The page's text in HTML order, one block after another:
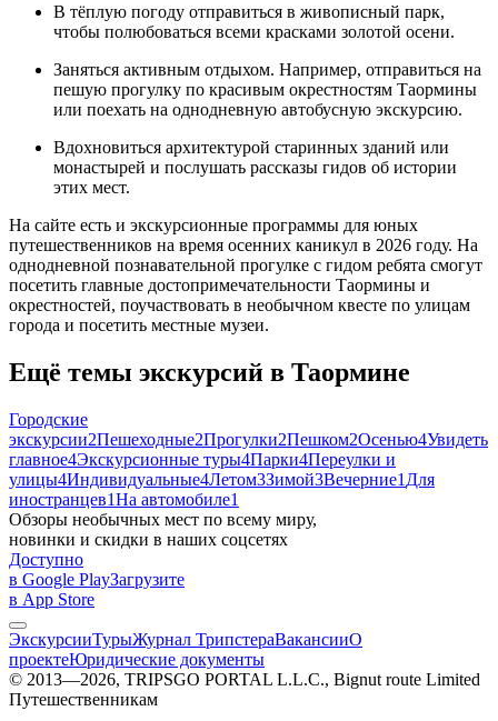
В тёплую погоду отправиться в живописный парк,
чтобы полюбоваться всеми красками золотой осени.
Заняться активным отдыхом. Например, отправиться на
пешую прогулку по красивым окрестностям Таормины
или поехать на однодневную автобусную экскурсию.
Вдохновиться архитектурой старинных зданий или
монастырей и послушать рассказы гидов об истории
этих мест.
На сайте есть и экскурсионные программы для юных
путешественников на время осенних каникул в 2026 году. На
однодневной познавательной прогулке с гидом ребята смогут
посетить главные достопримечательности Таормины и
окрестностей, поучаствовать в необычном квесте по улицам
города и посетить местные музеи.
Ещё темы экскурсий в Таормине
Городские
экскурсии2Пешеходные2Прогулки2Пешком2Осенью4Увидеть
главное4Экскурсионные туры4Парки4Переулки и
улицы4Индивидуальные4Летом3Зимой3Вечерние1 Для
иностранцев1На автомобиле1
Обзоры необычных мест по всему миру,
новинки и скидки в наших соцсетях
Доступно
в Google PlayЗагрузите
в App Store
ЭкскурсииТурыЖурнал ТрипстераВакансииО
проектеЮридические документы
© 2013—2026, TRIPSGO PORTAL L.L.C., Bignut route Limited
Путешественникам